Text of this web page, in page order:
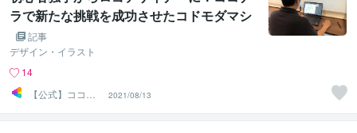
ラで新たな挑戦を成功させたコドモダマシ
イさん
記事
デザイン・イラスト
14
【公式】ココナ
ラ広報
2021/08/13